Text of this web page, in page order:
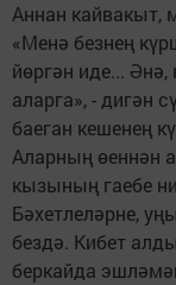
Аннан кайвакыт,
«Менә безнең
йөргән иде...
аларга», - дигән
баеган кешенең
Аларның өеннән
кызының гаебе
Бәхетлеләрне,
бездә. Кибет
беркайда